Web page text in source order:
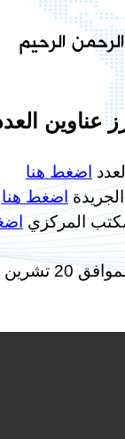
الرحيم
العدد
اضغط هنا
اضغط هنا
المركزي